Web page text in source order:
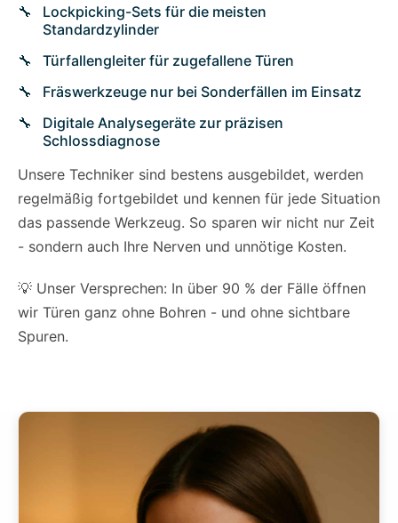
Lockpicking-Sets für die meisten
Standardzylinder
Türfallengleiter für zugefallene Türen
Fräswerkzeuge nur bei Sonderfällen im Einsatz
Digitale Analysegeräte zur präzisen
Schlossdiagnose
Unsere Techniker sind bestens ausgebildet, werden
regelmäßig fortgebildet und kennen für jede Situation
das passende Werkzeug. So sparen wir nicht nur Zeit
- sondern auch Ihre Nerven und unnötige Kosten.
💡 Unser Versprechen: In über 90 % der Fälle öffnen
wir Türen ganz ohne Bohren - und ohne sichtbare
Spuren.